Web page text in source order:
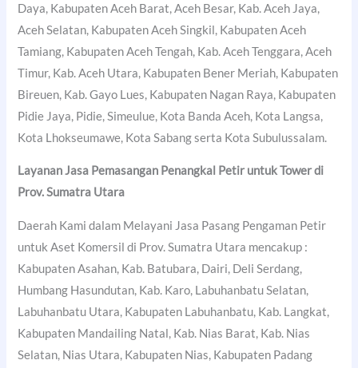
Daya, Kabupaten Aceh Barat, Aceh Besar, Kab. Aceh Jaya,
Aceh Selatan, Kabupaten Aceh Singkil, Kabupaten Aceh
Tamiang, Kabupaten Aceh Tengah, Kab. Aceh Tenggara, Aceh
Timur, Kab. Aceh Utara, Kabupaten Bener Meriah, Kabupaten
Bireuen, Kab. Gayo Lues, Kabupaten Nagan Raya, Kabupaten
Pidie Jaya, Pidie, Simeulue, Kota Banda Aceh, Kota Langsa,
Kota Lhokseumawe, Kota Sabang serta Kota Subulussalam.
Layanan Jasa Pemasangan Penangkal Petir untuk Tower di
Prov. Sumatra Utara
Daerah Kami dalam Melayani Jasa Pasang Pengaman Petir
untuk Aset Komersil di Prov. Sumatra Utara mencakup :
Kabupaten Asahan, Kab. Batubara, Dairi, Deli Serdang,
Humbang Hasundutan, Kab. Karo, Labuhanbatu Selatan,
Labuhanbatu Utara, Kabupaten Labuhanbatu, Kab. Langkat,
Kabupaten Mandailing Natal, Kab. Nias Barat, Kab. Nias
Selatan, Nias Utara, Kabupaten Nias, Kabupaten Padang